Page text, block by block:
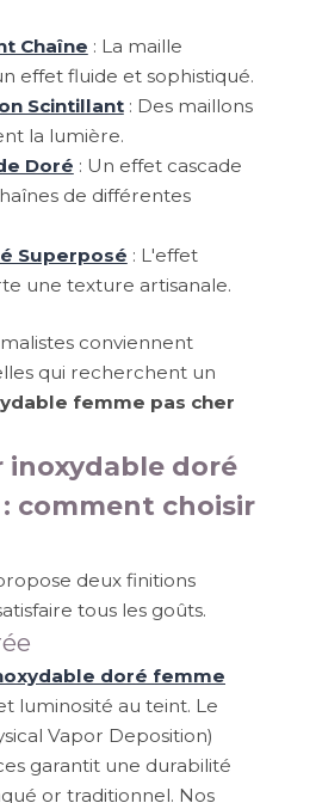
Chaîne : La maille
effet fluide et sophistiqué.
Scintillant: Des maillons
la lumière.
Doré : Un effet cascade
de différentes
Superposé : L'effet
une texture artisanale.
conviennent
qui recherchent un
femme pas cher
inoxydable doré
comment choisir
deux finitions
tous les goûts.
doré femme
luminosité au teint. Le
Vapor Deposition)
garantit une durabilité
or traditionnel. Nos